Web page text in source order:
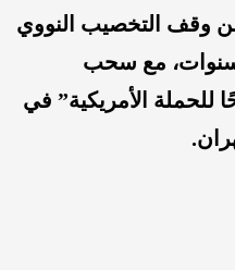
وقف التخصيب النووي
لمدة تصل إلى 10 سنوات، مع سحب
للحملة الأمريكية” في